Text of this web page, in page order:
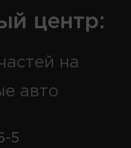
центр:
на
авто
5